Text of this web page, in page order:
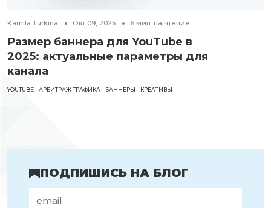
Kamila Turkina Окт 09, 2025 6 мин. на чтение
Размер баннера для YouTube в
2025: актуальные параметры для
канала
YOUTUBE АРБИТРАЖ ТРАФИКА БАННЕРЫ КРЕАТИВЫ
ПОДПИШИСЬ НА БЛОГ